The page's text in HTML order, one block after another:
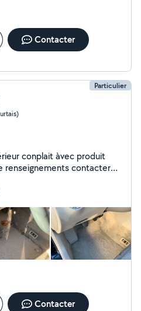
Contacter
Particulier
conplait àvec produit
renseignements contacter
Contacter